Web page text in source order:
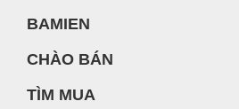
BAMIEN
CHÀO BÁN
TÌM MUA